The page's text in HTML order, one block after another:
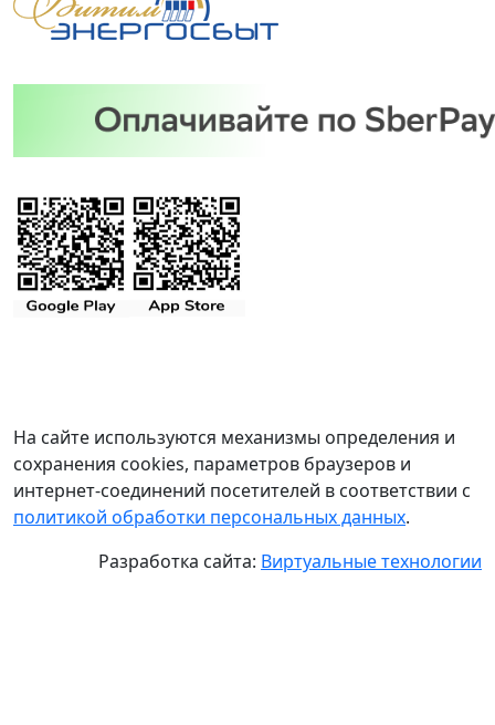
На сайте используются механизмы определения и
сохранения cookies, параметров браузеров и
интернет-соединений посетителей в соответствии с
политикой обработки персональных данных.
Разработка сайта: Виртуальные технологии